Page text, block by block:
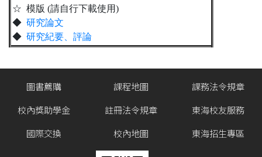
☆ 模版 (請自行下載使用)
◆ 研究論文
◆ 研究紀要、評論
圖書薦購
校內獎助學金
國際交換
課程地圖
註冊法令規章
校內地圖
課務法令規章
東海校友服務
東海招生專區